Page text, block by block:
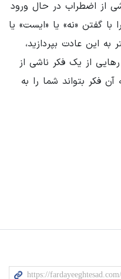
از اضطراب در حال ورود
گفتن «نه» یا «ایست» یا
این عادت بپردازید،
از یک فکر ناشی از
فکر بتواند شما را به